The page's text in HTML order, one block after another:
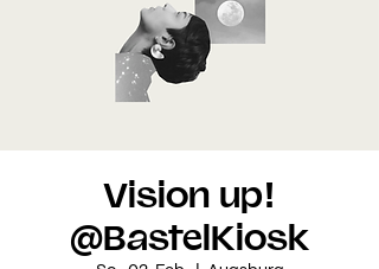
Vision up!
@BastelKiosk